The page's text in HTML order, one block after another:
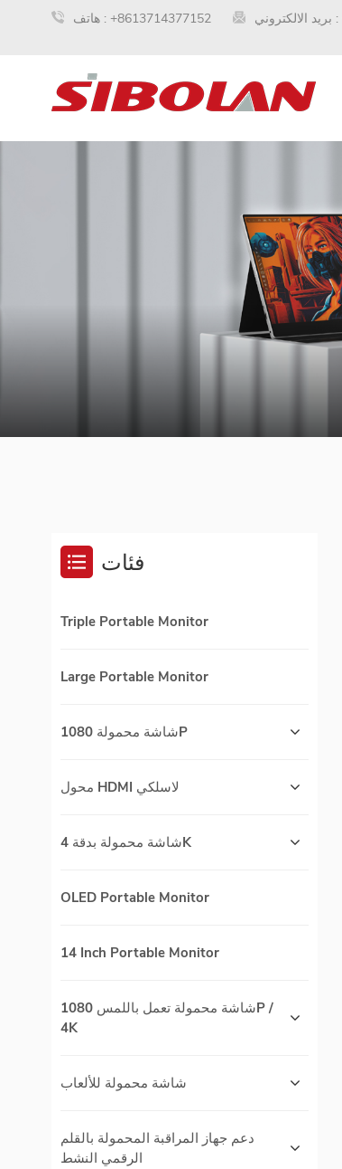
هاتف : +8613714377152 بريد الالكتروني :
فئات
Triple Portable Monitor
Large Portable Monitor
شاشة محمولة 1080P
محول HDMI لاسلكي
شاشة محمولة بدقة 4K
OLED Portable Monitor
14 Inch Portable Monitor
شاشة محمولة تعمل باللمس 1080P /
4K
شاشة محمولة للألعاب
دعم جهاز المراقبة المحمولة بالقلم
الرقمي النشط